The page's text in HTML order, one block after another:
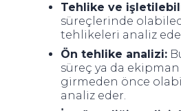
Tehlike ve
süreçlerinde
tehlikeleri analiz
Ön tehlike analizi:
süreç ya da ekipman
girmeden önce
analiz eder.